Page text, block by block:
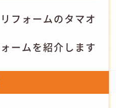
フォームのタマオ
ームを紹介します